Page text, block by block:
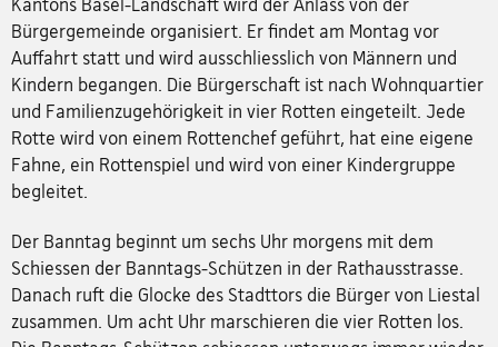
Bürgergemeinde organisiert. Er findet am Montag vor
Auffahrt statt und wird ausschliesslich von Männern und
Kindern begangen. Die Bürgerschaft ist nach Wohnquartier
und Familienzugehörigkeit in vier Rotten eingeteilt. Jede
Rotte wird von einem Rottenchef geführt, hat eine eigene
Fahne, ein Rottenspiel und wird von einer Kindergruppe
begleitet.
Der Banntag beginnt um sechs Uhr morgens mit dem
Schiessen der Banntags-Schützen in der Rathausstrasse.
Danach ruft die Glocke des Stadttors die Bürger von Liestal
zusammen. Um acht Uhr marschieren die vier Rotten los.